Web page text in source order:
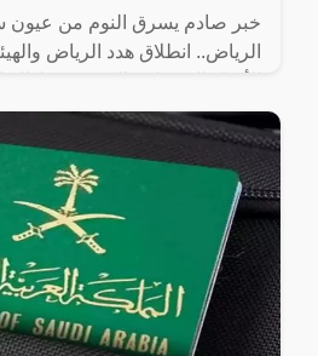
خبر صادم يسرق النوم من عيون
الرياض.. انطلاق هدد الرياض